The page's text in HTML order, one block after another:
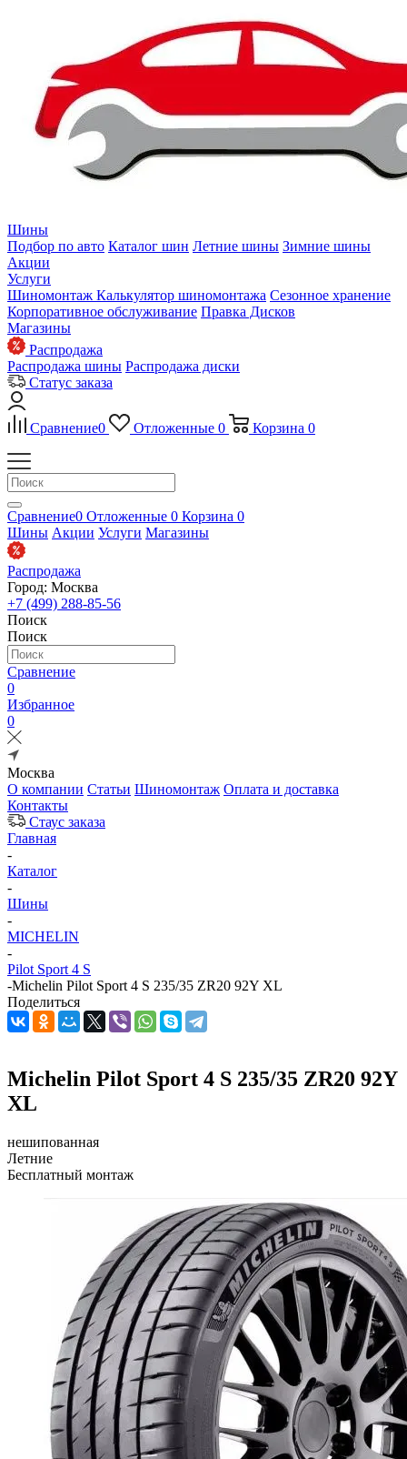
Шины
Подбор по авто Каталог шин Летние шины Зимние шины
Акции
Услуги
Шиномонтаж Калькулятор шиномонтажа Сезонное хранение
Корпоративное обслуживание Правка Дисков
Магазины
Распродажа
Распродажа шины Распродажа диски
Статус заказа
Сравнение0 Отложенные 0 Корзина 0
Сравнение0 Отложенные 0 Корзина 0
Шины Акции Услуги Магазины
Распродажа
Город: Москва
+7 (499) 288-85-56
Поиск
Поиск
Сравнение
0
Избранное
0
Москва
О компании Статьи Шиномонтаж Оплата и доставка
Контакты
Стаус заказа
Главная
-
Каталог
-
Шины
-
MICHELIN
-
Pilot Sport 4 S
-Michelin Pilot Sport 4 S 235/35 ZR20 92Y XL
Поделиться
Michelin Pilot Sport 4 S 235/35 ZR20 92Y
XL
нешипованная
Летние
Бесплатный монтаж